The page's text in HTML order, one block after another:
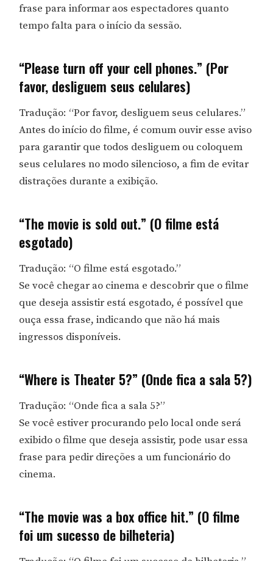
frase para informar aos espectadores quanto
tempo falta para o início da sessão.
“Please turn off your cell phones.” (Por
favor, desliguem seus celulares)
Tradução: “Por favor, desliguem seus celulares.”
Antes do início do filme, é comum ouvir esse aviso
para garantir que todos desliguem ou coloquem
seus celulares no modo silencioso, a fim de evitar
distrações durante a exibição.
“The movie is sold out.” (O filme está
esgotado)
Tradução: “O filme está esgotado.”
Se você chegar ao cinema e descobrir que o filme
que deseja assistir está esgotado, é possível que
ouça essa frase, indicando que não há mais
ingressos disponíveis.
“Where is Theater 5?” (Onde fica a sala 5?)
Tradução: “Onde fica a sala 5?”
Se você estiver procurando pelo local onde será
exibido o filme que deseja assistir, pode usar essa
frase para pedir direções a um funcionário do
cinema.
“The movie was a box office hit.” (O filme
foi um sucesso de bilheteria)